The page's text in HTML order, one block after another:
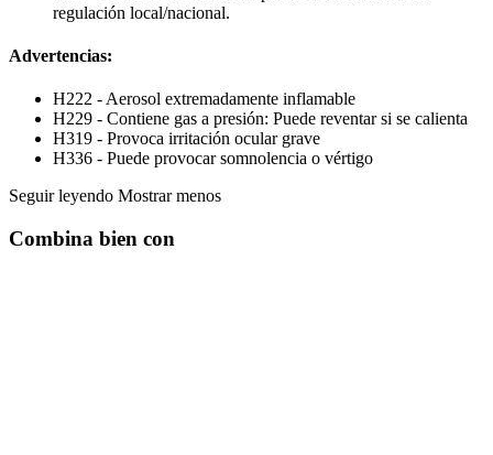
regulación local/nacional.
Advertencias:
H222 - Aerosol extremadamente inflamable
H229 - Contiene gas a presión: Puede reventar si se calienta
H319 - Provoca irritación ocular grave
H336 - Puede provocar somnolencia o vértigo
Seguir leyendo Mostrar menos
Combina bien con